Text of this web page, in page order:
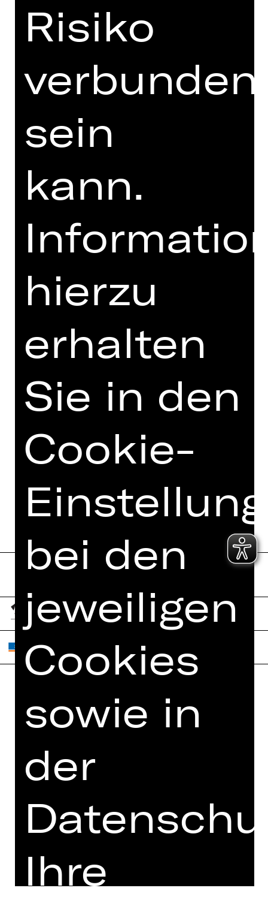
„Und es kümmert ihn nicht,
wer die Menschen regiert.
umspannt.
Wer den Acker bestellt, wer zum Krieg
Der Wind geht allezeit über das Land.“
(Reinhard Mey)
DIGITALE STÜCKEINFÜHRUNG
zur Online-Einführung
TEAM
TERMINE UND BESETZUNG
FOTOS
MEHR DAZU IM DIGITALEN
FUNDUS
PROGRAMMHEFT
Home
Spielplan
Newsletter
Kartenkauf
Abos 26/27
Presse
Jobs
Interner Bereich
Impressum
Cookies
Risiko
verbunden
sein
kann.
hierzu
erhalten
Sie in den
Cookie-
bei den
jeweiligen
Cookies
sowie in
der
Ihre